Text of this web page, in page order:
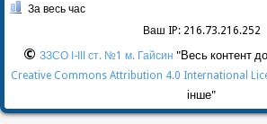
За весь час
Ваш IP: 216.73.216.252
© ЗЗСО І-ІІІ ст. №1 м. Гайсин "Весь контент
Creative Commons Attribution 4.0 International
інше"